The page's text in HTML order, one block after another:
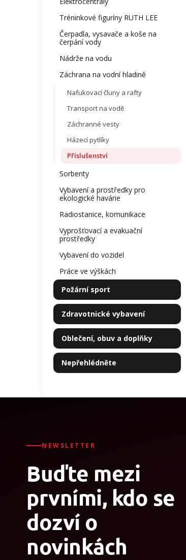
Tréninkové figuríny RUTH LEE
Čerpadla, vysavače a koše na
čerpání vody
Nádrže na vodu
Záchrana na vodní hladině
Nafukovací čluny a rafty
Transport na vodě
Záchranné vesty
Házecí pytlíky
Příslušenství
Sorbenty
Vybavení a prostředky pro
ekologické havárie
Radiostanice, komunikace
Vyprošťovací a evakuační
prostředky
Vybavení do vozidel
Práce ve výškách
Požární sport
Zdravotnické vybavení
Oblečení, obuv a doplňky
Nepřehlédněte
NEWSLETTER
Buďte mezi
prvními, kdo se
dozví o
novinkách